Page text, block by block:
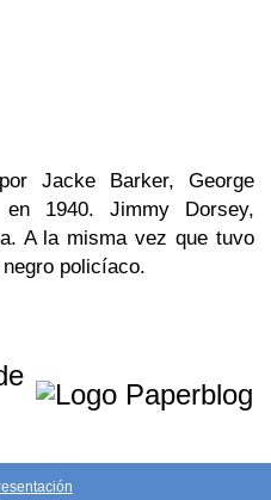
Jacke Barker, George
1940. Jimmy Dorsey,
A la misma vez que tuvo
policíaco.